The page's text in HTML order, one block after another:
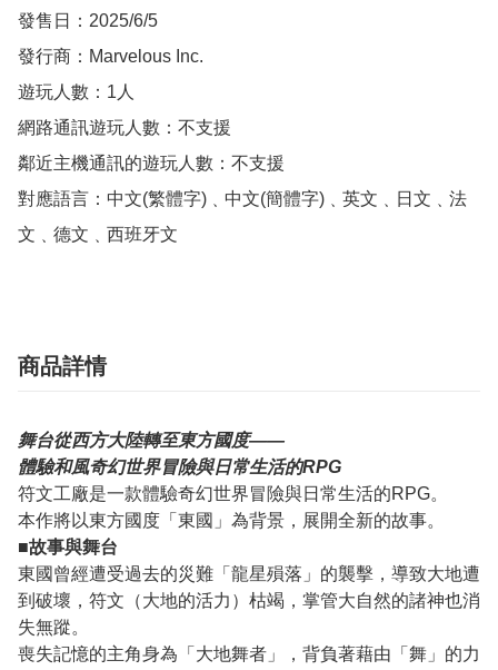
發售日：2025/6/5
發行商：Marvelous Inc.
遊玩人數：1人
網路通訊遊玩人數：不支援
鄰近主機通訊的遊玩人數：不支援
對應語言：中文(繁體字)﹑中文(簡體字)﹑英文﹑日文﹑法
文﹑德文﹑西班牙文
商品詳情
舞台從西方大陸轉至東方國度——
體驗和風奇幻世界冒險與日常生活的RPG
符文工廠是一款體驗奇幻世界冒險與日常生活的RPG。
本作將以東方國度「東國」為背景，展開全新的故事。
■故事與舞台
東國曾經遭受過去的災難「龍星殞落」的襲擊，導致大地遭
到破壞，符文（大地的活力）枯竭，掌管大自然的諸神也消
失無蹤。
喪失記憶的主角身為「大地舞者」，背負著藉由「舞」的力